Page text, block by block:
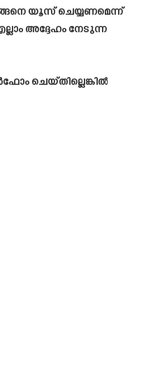
യൂസ് ചെയ്യണമെന്ന്
അദ്ദേഹം നേടുന്ന
ചെയ്തില്ലെങ്കിൽ